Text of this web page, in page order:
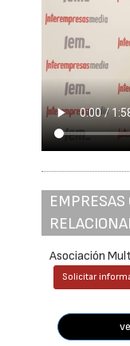
Asociación
Solicitar